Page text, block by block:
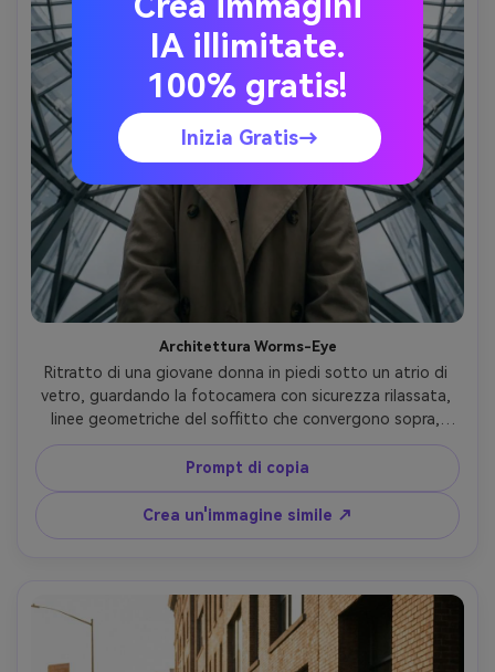
Architettura Worms-Eye
Ritratto di una giovane donna in piedi sotto un atrio di
vetro, guardando la fotocamera con sicurezza rilassata,
linee geometriche del soffitto che convergono sopra,
morbida luce diurna che filtra attraverso il vetro,
prospettiva grandangolare, Sony A7R V, obiettivo 20 mm,
f/3.2, viso nitido, simmetria drammatica, look editoriale
fotorealistico- -ar 4:5
Prompt di copia
Crea un'immagine simile ↗
IA illimitate.
100% gratis!
Inizia Gratis→